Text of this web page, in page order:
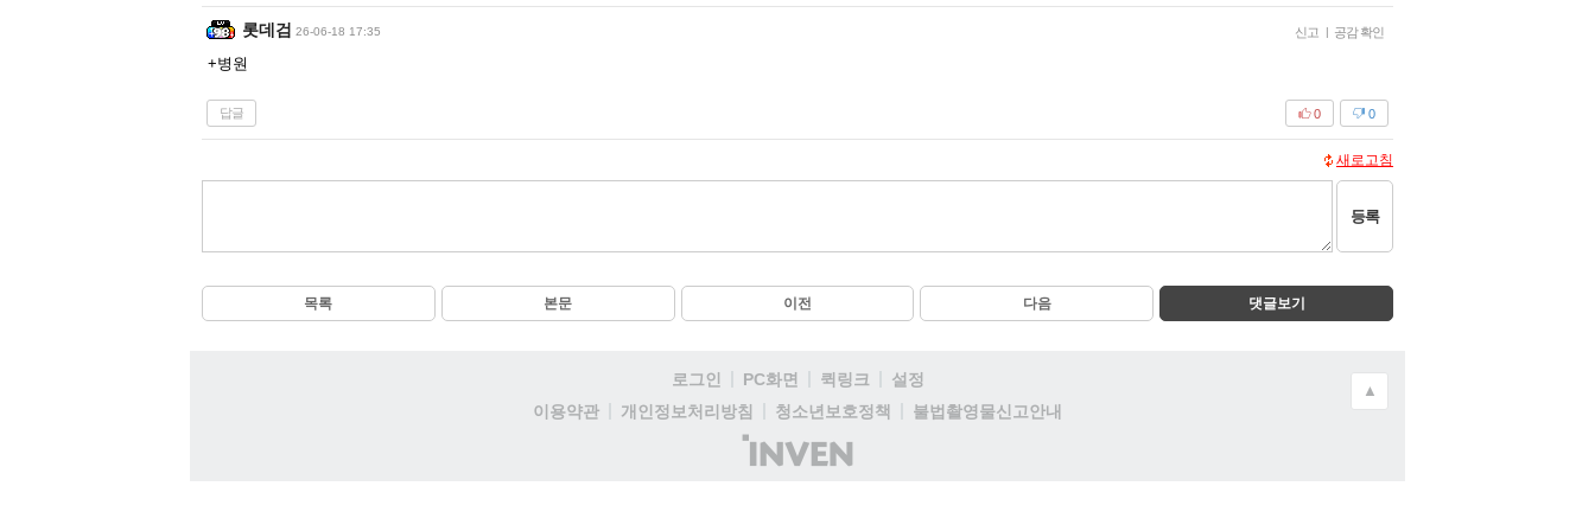
롯데검 26-06-18 17:35 신고 | 공감 확인
+병원
답글 0
0
새로고침
등록
목록 본문 이전 다음 댓글보기
로그인 PC화면 퀵링크
설정
이용약관
개인정보처리방침 청소년보호정책
불법촬영물신고안내
(주)
인
▲